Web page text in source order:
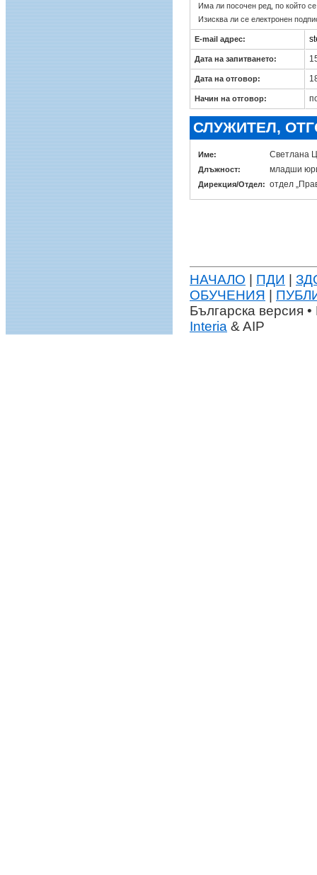
Има ли посочен ред, по който
Изисква ли се електронен
E-mail адрес:
Дата на запитването:
Дата на отговор:
Начин на отговор:
СЛУЖИТЕЛ,
Име: Светлана
Длъжност: младши
Дирекция/Отдел: отдел
НАЧАЛО | ПДИ |
ОБУЧЕНИЯ |
Българска версия
Interia & AIP